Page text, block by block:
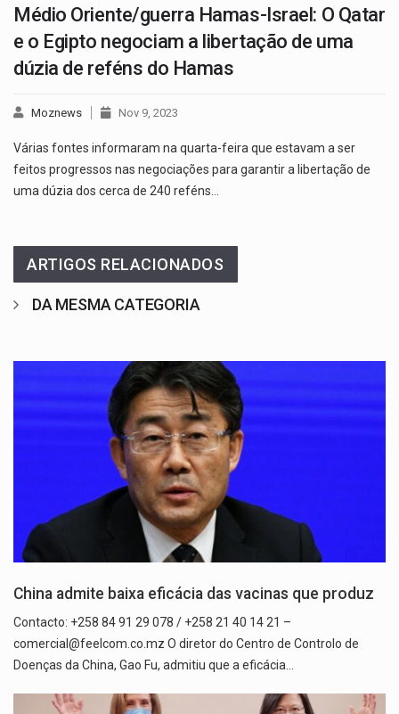
Médio Oriente/guerra Hamas-Israel: O Qatar
e o Egipto negociam a libertação de uma
dúzia de reféns do Hamas
Moznews Nov 9, 2023
Várias fontes informaram na quarta-feira que estavam a ser
feitos progressos nas negociações para garantir a libertação de
uma dúzia dos cerca de 240 reféns…
ARTIGOS RELACIONADOS
DA MESMA CATEGORIA
China admite baixa eficácia das vacinas que produz
Contacto: +258 84 91 29 078 / +258 21 40 14 21 –
comercial@feelcom.co.mz O diretor do Centro de Controlo de
Doenças da China, Gao Fu, admitiu que a eficácia…